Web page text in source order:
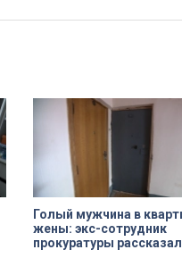
Голый мужчина в
жены: экс-сотрудник
прокуратуры